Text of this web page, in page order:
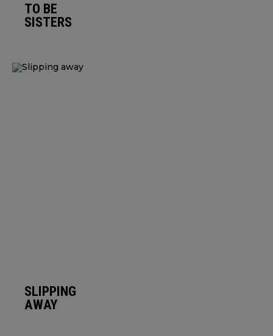
TO BE
SISTERS
SLIPPING
AWAY